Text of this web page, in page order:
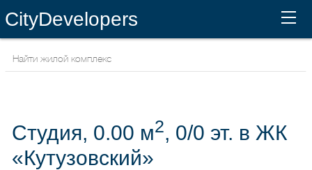
CityDevelopers
Студия, 0.00 м2, 0/0 эт. в ЖК
«Кутузовский»